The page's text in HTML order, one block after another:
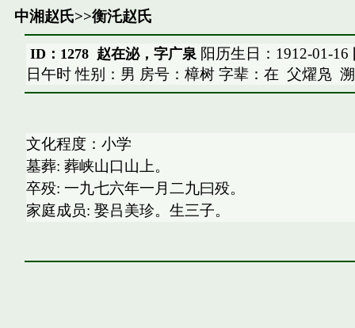
中湘赵氏>>衡汑赵氏
ID：1278 赵在泌，字广泉 阳历生日：1912-01-
日午时 性别：男 房号：樟树 字辈：在 父燿凫
文化程度：小学
墓葬: 葬峡山口山上。
卒殁: 一九七六年一月二九曰殁。
家庭成员: 娶吕美珍。生三子。